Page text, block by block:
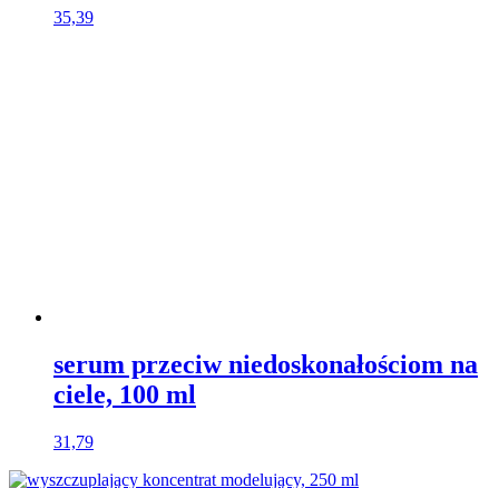
35,39
serum przeciw niedoskonałościom na
ciele, 100 ml
31,79